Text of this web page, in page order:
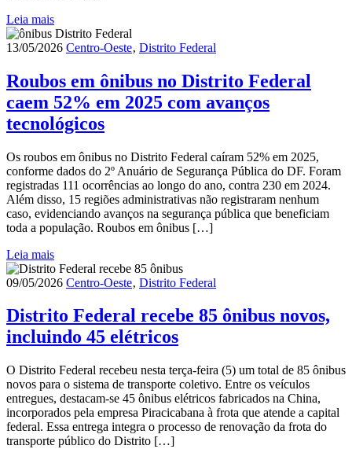
Leia mais
13/05/2026 Centro-Oeste‚ Distrito Federal
Roubos em ônibus no Distrito Federal
caem 52% em 2025 com avanços
tecnológicos
Os roubos em ônibus no Distrito Federal caíram 52% em 2025,
conforme dados do 2º Anuário de Segurança Pública do DF. Foram
registradas 111 ocorrências ao longo do ano, contra 230 em 2024.
Além disso, 15 regiões administrativas não registraram nenhum
caso, evidenciando avanços na segurança pública que beneficiam
toda a população. Roubos em ônibus […]
Leia mais
09/05/2026 Centro-Oeste‚ Distrito Federal
Distrito Federal recebe 85 ônibus novos,
incluindo 45 elétricos
O Distrito Federal recebeu nesta terça-feira (5) um total de 85 ônibus
novos para o sistema de transporte coletivo. Entre os veículos
entregues, destacam-se 45 ônibus elétricos fabricados na China,
incorporados pela empresa Piracicabana à frota que atende a capital
federal. Essa entrega integra o processo de renovação da frota do
transporte público do Distrito […]